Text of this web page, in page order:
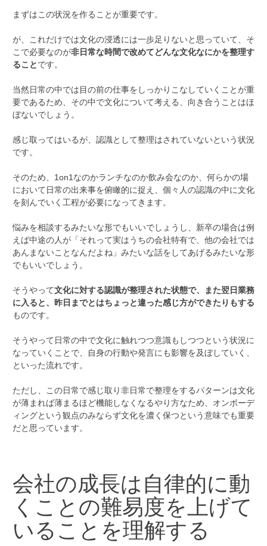
まずはこの状況を作ることが重要です。
が、これだけでは文化の浸透には一歩足りないと思っていて、そ
こで必要なのが非日常な時間で改めてどんな文化なにかを整理す
ることです。
当然日常の中では目の前の仕事をしっかりこなしていくことが重
要であるため、その中で文化について考える、向き合うことはほ
ぼないでしょう。
感じ取ってはいるが、認識として整理はされていないという状況
です。
そのため、1on1なのかランチなのか飲み会なのか、何らかの場
において日常の出来事を俯瞰的に捉え、個々人の認識の中に文化
を刻んでいく工程が必要になってきます。
悩みを相談するみたいな形でもいいでしょうし、新卒の場合は例
えば中途の人が「それって実はうちの会社特有で、他の会社では
あんまないことなんだよね」みたいな話をしてあげるみたいな形
でもいいでしょう。
そうやって文化に対する認識が整理された状態で、また翌日業務
に入ると、昨日までとはちょっと違った感じ方ができたりもする
ものです。
そうやって日常の中で文化に触れつつ意識もしつつという状況に
なっていくことで、自身の行動や発言にも影響を及ぼしていく、
といった流れです。
ただし、この日常で感じ取り非日常で整理をするパターンは文化
が薄まれば薄まるほど機能しなくなるやり方なため、オンボーデ
ィングという観点のみならず文化を濃く保つという意味でも重要
だと思っています。
会社の成長は自律的に動
くことの難易度を上げて
いることを理解する